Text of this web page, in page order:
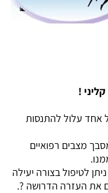
!
אחד עלול להתנסות
מצבים רפואיים
לטיפול בצורה יעילה
את העזרה הדרושה ?.